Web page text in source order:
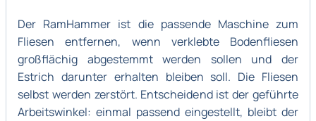
Der RamHammer ist die passende Maschine zum
Fliesen entfernen, wenn verklebte Bodenfliesen
großflächig abgestemmt werden sollen und der
Estrich darunter erhalten bleiben soll. Die Fliesen
selbst werden zerstört. Entscheidend ist der geführte
Arbeitswinkel: einmal passend eingestellt, bleibt der